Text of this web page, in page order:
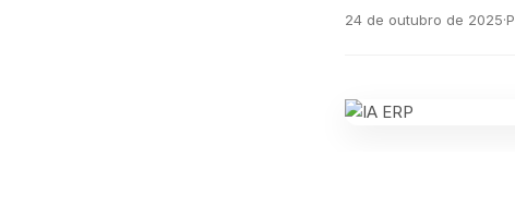
24 de outubro de 2025·